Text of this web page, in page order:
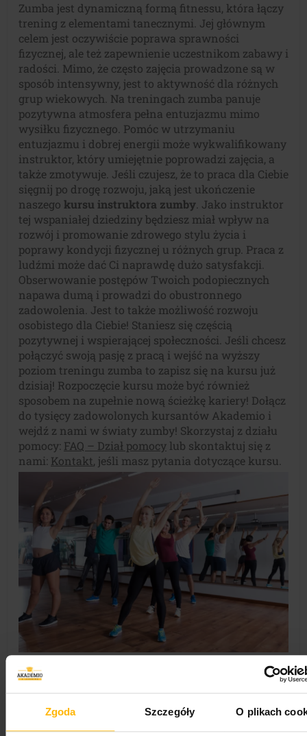
Zgoda Szczegóły O plikach
Zumba jest dynamiczną formą fitnessu, która łączy
trening z elementami tanecznymi. Jej głównym
celem jest oczywiście poprawa sprawności
fizycznej, ale też zapewnienie uczestnikom zabawy i
radości. Mimo, że często zajęcia prowadzone są w
sposób intensywny, jest to aktywność dla różnych
grup wiekowych. Na treningach zumba panuje
pozytywna atmosfera pełna entuzjazmu mimo
wysiłku fizycznego. Pomóc w utrzymaniu
entuzjazmu i dobrej energii może wykwalifikowany
instruktor, który umiejętnie poprowadzi zajęcia, a
także zmotywuje. Jeśli czujesz, że to praca dla Ciebie
sięgnij po drogę rozwoju, jaką jest ukończenie
naszego kursu instruktora zumby . Jako instruktor
tej wspaniałej dziedziny będziesz miał wpływ na
rozwój i promowanie zdrowego stylu życia i
poprawy kondycji fizycznej u różnych grup. Praca z
ludźmi może dać Ci naprawdę dużo satysfakcji.
Obserwowanie postępów Twoich podopiecznych
napawa dumą i prowadzi do obustronnego
zadowolenia. Jest to także możliwość rozwoju
osobistego dla Ciebie! Staniesz się częścią
pozytywnej i wspierającej społeczności. Jeśli chcesz
połączyć swoją pasję z pracą i wejść na wyższy
poziom treningu zumba to zapisz się na kursu już
dzisiaj! Rozpoczęcie kursu może być również
sposobem na zupełnie nową ścieżkę kariery! Dołącz
do tysięcy zadowolonych kursantów Akademio i
wejdź z nami w światy zumby! Skorzystaj z działu
pomocy: FAQ – Dział pomocy lub skontaktuj się z
nami: Kontakt, jeśli masz pytania dotyczące kursu.
Wykłady